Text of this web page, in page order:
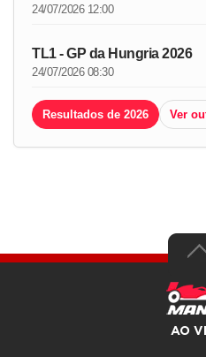
24/07/2026 12:00
TL1 - GP da Hungria 2026
24/07/2026 08:30
Resultados de 2026 Ver
AO